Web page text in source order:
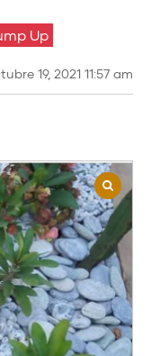
Up
19, 2021 11:57 am